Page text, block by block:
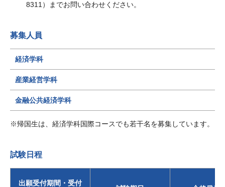
8311）までお問い合わせください。
募集人員
経済学科
産業経営学科
金融公共経済学科
帰国生は、経済学科国際コースでも若干名を募集しています。
試験日程
出願受付期間・受付